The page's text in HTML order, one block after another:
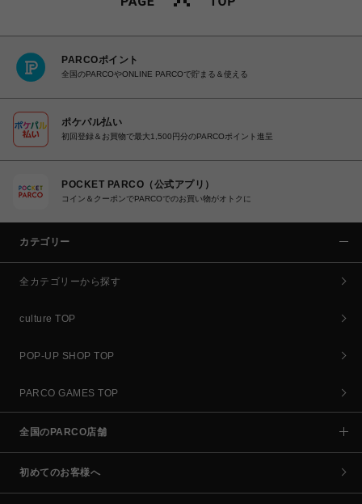
PARCOポイント
全国のPARCOやONLINE PARCOで貯まる＆使える
ポケパル払い
初回登録＆お買物で最大1,500円分のPARCOポイント進呈
POCKET PARCO（公式アプリ）
コイン＆クーポンでPARCOでのお買い物がオトクに
カテゴリー
全カテゴリーから探す
culture TOP
POP-UP SHOP TOP
PARCO GAMES TOP
全国のPARCO店舗
初めてのお客様へ